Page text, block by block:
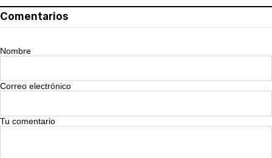
Comentarios
Nombre
Correo electrónico
Tu comentario